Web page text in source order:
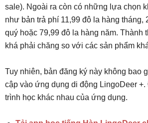
sale). Ngoài ra còn có những lựa chọn
như bản trả phí 11,99 đô la hàng tháng,
quý hoặc 79,99 đô la hàng năm. Thành
khá phải chăng so với các sản phẩm
Tuy nhiên, bản đăng ký này không bao
cập vào ứng dụng di động LingoDeer
trình học khác nhau của ứng dụng.